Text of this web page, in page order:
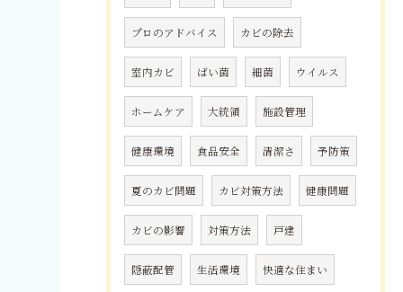
プロのアドバイス カビの除去
室内カビ ばい菌 細菌 ウイルス
ホームケア 大統領 施設管理
健康環境 食品安全 清潔さ 予防策
夏のカビ問題 カビ対策方法 健康問題
カビの影響 対策方法 戸建
隠蔽配管 生活環境 快適な住まい